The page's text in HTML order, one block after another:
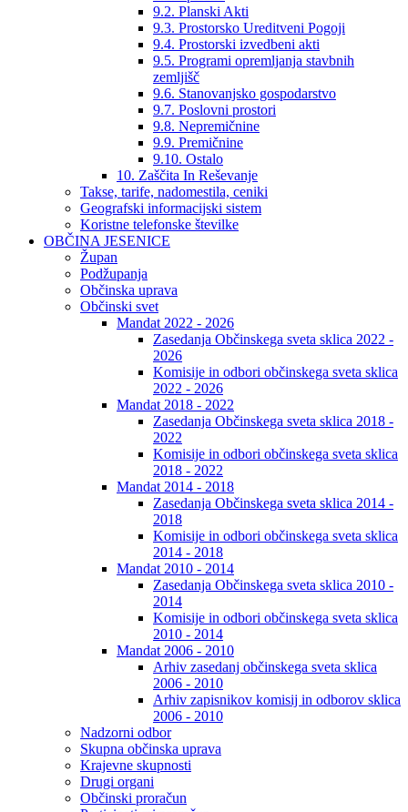
9.2. Planski Akti
9.3. Prostorsko Ureditveni Pogoji
9.4. Prostorski izvedbeni akti
9.5. Programi opremljanja stavbnih
zemljišč
9.6. Stanovanjsko gospodarstvo
9.7. Poslovni prostori
9.8. Nepremičnine
9.9. Premičnine
9.10. Ostalo
10. Zaščita In Reševanje
Takse, tarife, nadomestila, ceniki
Geografski informacijski sistem
Koristne telefonske številke
OBČINA JESENICE
Župan
Podžupanja
Občinska uprava
Občinski svet
Mandat 2022 - 2026
Zasedanja Občinskega sveta sklica 2022 -
2026
Komisije in odbori občinskega sveta sklica
2022 - 2026
Mandat 2018 - 2022
Zasedanja Občinskega sveta sklica 2018 -
2022
Komisije in odbori občinskega sveta sklica
2018 - 2022
Mandat 2014 - 2018
Zasedanja Občinskega sveta sklica 2014 -
2018
Komisije in odbori občinskega sveta sklica
2014 - 2018
Mandat 2010 - 2014
Zasedanja Občinskega sveta sklica 2010 -
2014
Komisije in odbori občinskega sveta sklica
2010 - 2014
Mandat 2006 - 2010
Arhiv zasedanj občinskega sveta sklica
2006 - 2010
Arhiv zapisnikov komisij in odborov sklica
2006 - 2010
Nadzorni odbor
Skupna občinska uprava
Krajevne skupnosti
Drugi organi
Občinski proračun